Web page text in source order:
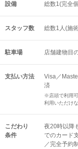
設備 総数1(完全
スタッフ数 総数1人(施
駐車場 店舗建物目
支払い方法
Visa／
済
※店頭で利用
利用いただけ
こだわり
条件
夜20時以降
でのカード
／完全予約